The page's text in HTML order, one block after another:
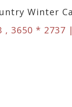
Winter
, 3650 * 2737 |